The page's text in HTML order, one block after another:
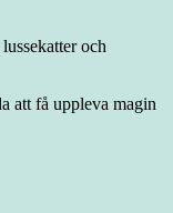
och
att få uppleva magin